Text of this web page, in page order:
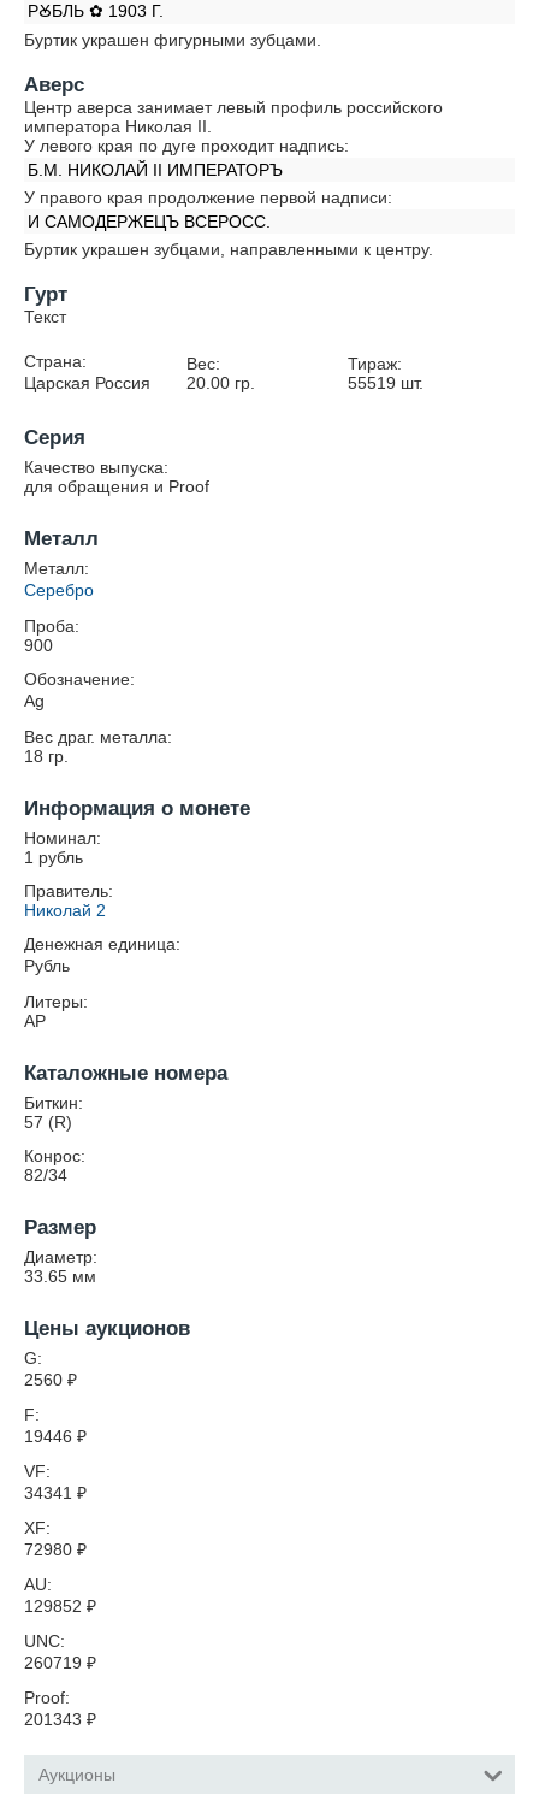
РꙊБЛЬ ✿ 1903 Г.
Буртик украшен фигурными зубцами.
Аверс
Центр аверса занимает левый профиль российского
императора Николая II.
У левого края по дуге проходит надпись:
Б.М. НИКОЛАЙ II ИМПЕРАТОРЪ
У правого края продолжение первой надписи:
И САМОДЕРЖЕЦЪ ВСЕРОСС.
Буртик украшен зубцами, направленными к центру.
Гурт
Текст
Страна:
Царская Россия
Вес:
20.00гр.
Тираж:
55519 шт.
Серия
Качество выпуска:
для обращения и Proof
Металл
Металл:
Серебро
Проба:
900
Обозначение:
Ag
Вес драг. металла:
18 гр.
Информация о монете
Номинал:
1 рубль
Правитель:
Николай 2
Денежная единица:
Рубль
Литеры:
АР
Каталожные номера
Биткин:
57 (R)
Конрос:
82/34
Размер
Диаметр:
33.65 мм
Цены аукционов
G:
2560 ₽
F:
19446 ₽
VF:
34341 ₽
XF:
72980 ₽
AU:
129852 ₽
UNC:
260719 ₽
Proof:
201343 ₽
Аукционы